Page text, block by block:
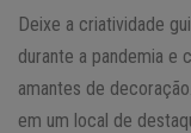
Deixe a criatividade
durante a pandemia e
amantes de
em um local de